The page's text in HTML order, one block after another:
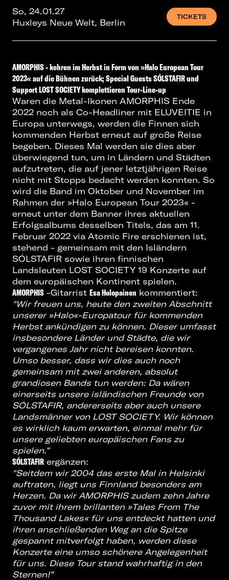
So, 24.01.27
Huxleys Neue Welt, Berlin
TICKETS
AMORPHIS - kehren im Herbst in Form von »Halo European Tour
2023« auf die Bühnen zurück; Special Guests SÓLSTAFIR und
Support LOST SOCIETYkomplettieren Tour-Line-up
Waren die Metal-Ikonen AMORPHIS Ende
2022 noch als Co-Headliner mit ELUVEITIE in
Europa unterwegs, werden die Finnen sich
kommenden Herbst erneut auf große Reise
begeben. Dieses Mal werden sie dies aber
überwiegend tun, um in Ländern und Städten
aufzutreten, die auf jener letztjährigen Reise
nicht mit Stopps bedacht werden konnten. So
wird die Band im Oktober und November im
Rahmen der »Halo European Tour 2023« -
erneut unter dem Banner ihres aktuellen
Erfolgsalbums desselben Titels, das am 11.
Februar 2022 via Atomic Fire erschienen ist,
stehend - gemeinsam mit den Isländern
SÓLSTAFIR sowie ihren finnischen
Landsleuten LOST SOCIETY 19 Konzerte auf
dem europäischen Kontinent spielen.
AMORPHIS -Gitarrist Esa Holopainen kommentiert:
"Wir freuen uns, heute den zweiten Abschnitt
unserer »Halo«-Europatour für kommenden
Herbst ankündigen zu können. Dieser umfasst
insbesondere Länder und Städte, die wir
vergangenes Jahr nicht bereisen konnten.
Umso besser, dass wir dies auch noch
gemeinsam mit zwei anderen, absolut
grandiosen Bands tun werden: Da wären
einerseits unsere isländischen Freunde von
SÓLSTAFIR, andererseits aber auch unsere
Landsmänner von LOST SOCIETY. Wir können
es wirklich kaum erwarten, einmal mehr für
unsere geliebten europäischen Fans zu
spielen.”
SÓLSTAFIR ergänzen:
"Seitdem wir 2004 das erste Mal in Helsinki
auftraten, liegt uns Finnland besonders am
Herzen. Da wir AMORPHIS zudem zehn Jahre
zuvor mit ihrem brillanten »Tales From The
Thousand Lakes« für uns entdeckt hatten und
ihren anschließenden Weg an die Spitze
gespannt mitverfolgt haben, werden diese
Konzerte eine umso schönere Angelegenheit
für uns. Diese Tour stand wahrhaftig in den
Sternen!”